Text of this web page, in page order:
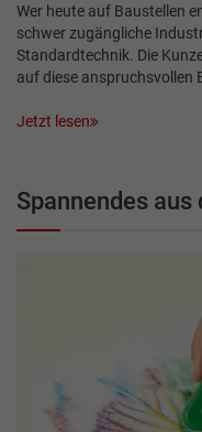
Wer heute auf Baustellen
schwer zugängliche
Standardtechnik. Die
auf diese anspruchsvollen
Jetzt lesen
Spannendes